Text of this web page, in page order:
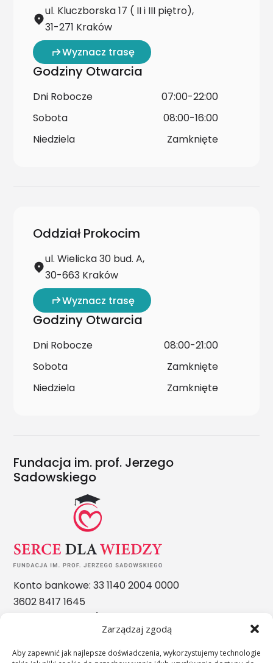
Zarządzaj zgodą
Aby zapewnić jak najlepsze doświadczenia, wykorzystujemy technologie
ul. Kluczborska 17 ( II i III piętro),
31-271 Kraków
Wyznacz trasę
Godziny Otwarcia
Dni Robocze
07:00-22:00
Sobota
08:00-16:00
Niedziela
Zamknięte
Oddział Prokocim
ul. Wielicka 30 bud. A,
30-663 Kraków
Wyznacz trasę
Godziny Otwarcia
Dni Robocze
08:00-21:00
Sobota
Zamknięte
Niedziela
Zamknięte
Fundacja im. prof. Jerzego
Sadowskiego
Konto bankowe: 33 1140 2004 0000
3602 8417 1645
Nasze nagrody